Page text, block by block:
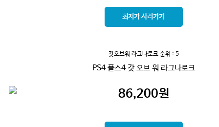
최저가 사러가기
갓오브워 라그나로크 순위 : 5
PS4 플스4 갓 오브 워 라그나로크
86,200원